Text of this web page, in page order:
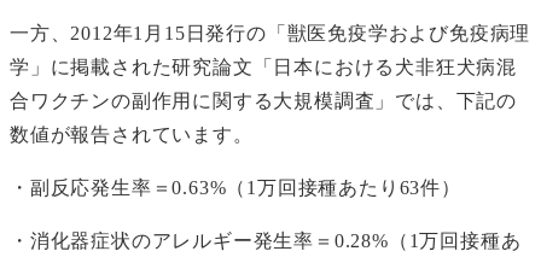
一方、2012年1月15日発行の「獣医免疫学および免疫病理
学」に掲載された研究論文「日本における犬非狂犬病混
合ワクチンの副作用に関する大規模調査」では、下記の
数値が報告されています。
・副反応発生率＝0.63%（1万回接種あたり63件）
・消化器症状のアレルギー発生率＝0.28%（1万回接種あ